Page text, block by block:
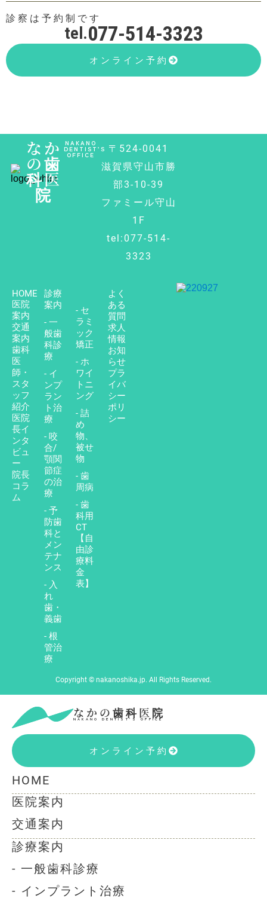
診察は予約制です
tel.077-514-3323
オンライン予約
なか
の歯
科医
院
NAKANO
DENTIST’S
OFFICE
〒524-0041
滋賀県守山市勝
部3-10-39
ファミール守山
1F
tel:077-514-
3323
HOME
医院
案内
交通
案内
歯科
医
師・
スタ
ッフ
紹介
医院
長イ
ンタ
ビュ
ー
院長
コラ
ム
診療
案内
- 一
般歯
科診
療
- イ
ンプ
ラン
ト治
療
- 咬
合/
顎関
節症
の治
療
- 予
防歯
科と
メン
テナ
ンス
- 入
れ
歯・
義歯
- 根
管治
療
- セ
ラミ
ック
矯正
- ホ
ワイ
トニ
ング
- 詰
め
物、
被せ
物
- 歯
周病
- 歯
科用
CT
【自
由診
療料
金
表】
よく
ある
質問
求人
情報
お知
らせ
プラ
イバ
シー
ポリ
シー
Copyright © nakanoshika.jp. All Rights Reserved.
なかの歯科医院
NAKANO DENTIST’S OFFICE
オンライン予約
HOME
医院案内
交通案内
診療案内
- 一般歯科診療
- インプラント治療